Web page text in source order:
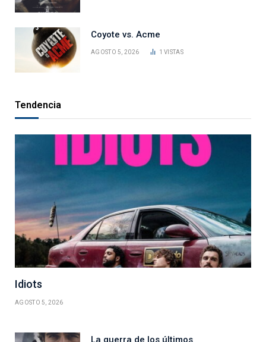
Coyote vs. Acme
AGOSTO 5, 2026 1VISTAS
Tendencia
Idiots
AGOSTO 5, 2026
La guerra de los últimos